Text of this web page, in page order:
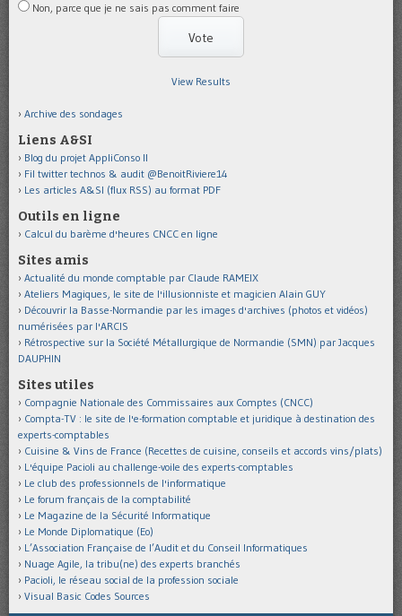
Non, parce que je ne sais pas comment faire
View Results
Archive des sondages
Liens A&SI
Blog du projet AppliConso II
Fil twitter technos & audit @BenoitRiviere14
Les articles A&SI (flux RSS) au format PDF
Outils en ligne
Calcul du barème d'heures CNCC en ligne
Sites amis
Actualité du monde comptable par Claude RAMEIX
Ateliers Magiques, le site de l'illusionniste et magicien Alain GUY
Découvrir la Basse-Normandie par les images d'archives (photos et vidéos)
numérisées par l'ARCIS
Rétrospective sur la Société Métallurgique de Normandie (SMN) par Jacques
DAUPHIN
Sites utiles
Compagnie Nationale des Commissaires aux Comptes (CNCC)
Compta-TV : le site de l'e-formation comptable et juridique à destination des
experts-comptables
Cuisine & Vins de France (Recettes de cuisine, conseils et accords vins/plats)
L'équipe Pacioli au challenge-voile des experts-comptables
Le club des professionnels de l'informatique
Le forum français de la comptabilité
Le Magazine de la Sécurité Informatique
Le Monde Diplomatique (Eo)
L’Association Française de l’Audit et du Conseil Informatiques
Nuage Agile, la tribu(ne) des experts branchés
Pacioli, le réseau social de la profession sociale
Visual Basic Codes Sources